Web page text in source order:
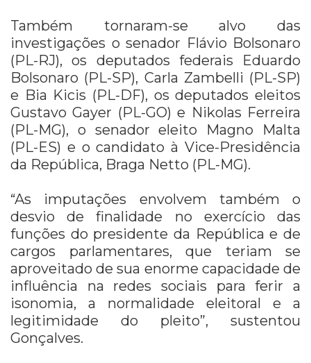
Também tornaram-se alvo das
investigações o senador Flávio Bolsonaro
(PL-RJ), os deputados federais Eduardo
Bolsonaro (PL-SP), Carla Zambelli (PL-SP)
e Bia Kicis (PL-DF), os deputados eleitos
Gustavo Gayer (PL-GO) e Nikolas Ferreira
(PL-MG), o senador eleito Magno Malta
(PL-ES) e o candidato à Vice-Presidência
da República, Braga Netto (PL-MG).
“As imputações envolvem também o
desvio de finalidade no exercício das
funções do presidente da República e de
cargos parlamentares, que teriam se
aproveitado de sua enorme capacidade de
influência na redes sociais para ferir a
isonomia, a normalidade eleitoral e a
legitimidade do pleito”, sustentou
Gonçalves.